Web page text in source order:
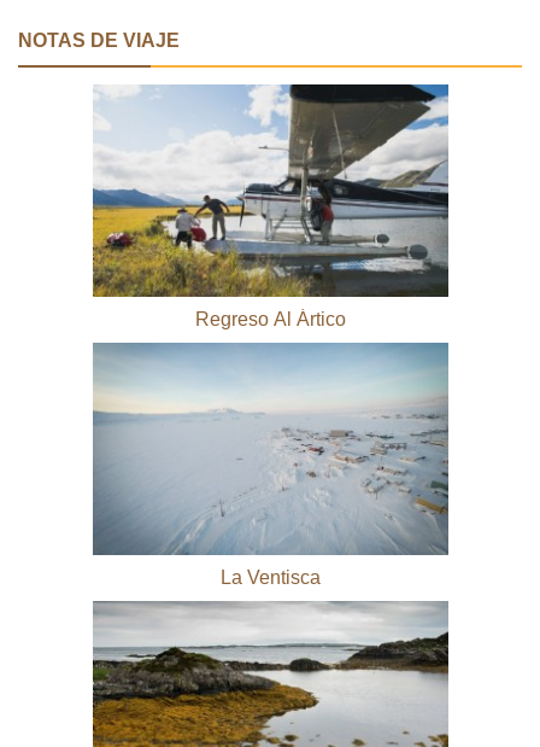
NOTAS DE VIAJE
Regreso Al Ártico
La Ventisca